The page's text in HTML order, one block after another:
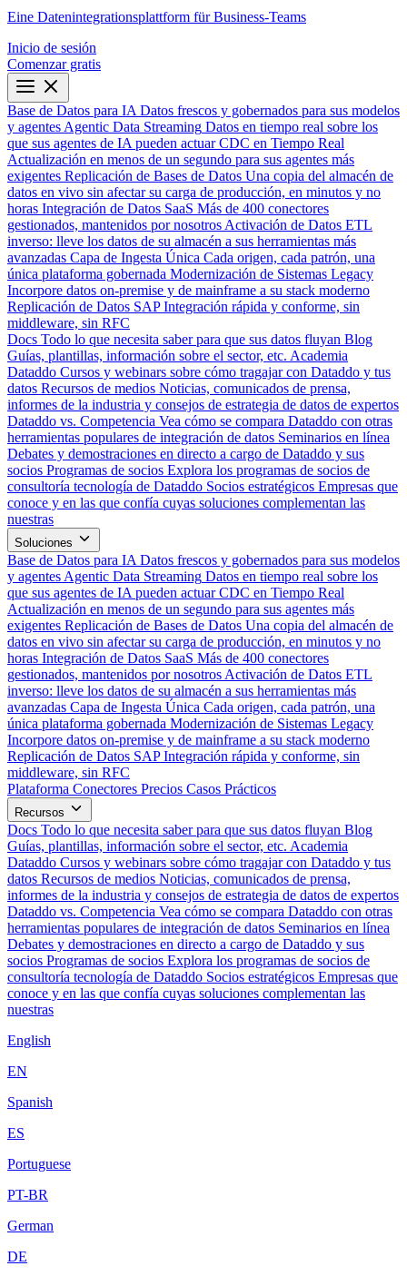
Eine Datenintegrationsplattform für Business-Teams
Inicio de sesión
Comenzar gratis
Base de Datos para IA Datos frescos y gobernados para sus modelos
y agentes Agentic Data Streaming Datos en tiempo real sobre los
que sus agentes de IA pueden actuar CDC en Tiempo Real
Actualización en menos de un segundo para sus agentes más
exigentes Replicación de Bases de Datos Una copia del almacén de
datos en vivo sin afectar su carga de producción, en minutos y no
horas Integración de Datos SaaS Más de 400 conectores
gestionados, mantenidos por nosotros Activación de Datos ETL
inverso: lleve los datos de su almacén a sus herramientas más
avanzadas Capa de Ingesta Única Cada origen, cada patrón, una
única plataforma gobernada Modernización de Sistemas Legacy
Incorpore datos on-premise y de mainframe a su stack moderno
Replicación de Datos SAP Integración rápida y conforme, sin
middleware, sin RFC
Docs Todo lo que necesita saber para que sus datos fluyan Blog
Guías, plantillas, información sobre el sector, etc. Academia
Dataddo Cursos y webinars sobre cómo tragajar con Dataddo y tus
datos Recursos de medios Noticias, comunicados de prensa,
informes de la industria y consejos de estrategia de datos de expertos
Dataddo vs. Competencia Vea cómo se compara Dataddo con otras
herramientas populares de integración de datos Seminarios en línea
Debates y demostraciones en directo a cargo de Dataddo y sus
socios Programas de socios Explora los programas de socios de
consultoría tecnología de Dataddo Socios estratégicos Empresas que
conoce y en las que confía cuyas soluciones complementan las
nuestras
Soluciones
Base de Datos para IA Datos frescos y gobernados para sus modelos
y agentes Agentic Data Streaming Datos en tiempo real sobre los
que sus agentes de IA pueden actuar CDC en Tiempo Real
Actualización en menos de un segundo para sus agentes más
exigentes Replicación de Bases de Datos Una copia del almacén de
datos en vivo sin afectar su carga de producción, en minutos y no
horas Integración de Datos SaaS Más de 400 conectores
gestionados, mantenidos por nosotros Activación de Datos ETL
inverso: lleve los datos de su almacén a sus herramientas más
avanzadas Capa de Ingesta Única Cada origen, cada patrón, una
única plataforma gobernada Modernización de Sistemas Legacy
Incorpore datos on-premise y de mainframe a su stack moderno
Replicación de Datos SAP Integración rápida y conforme, sin
middleware, sin RFC
Plataforma Conectores Precios Casos Prácticos
Recursos
Docs Todo lo que necesita saber para que sus datos fluyan Blog
Guías, plantillas, información sobre el sector, etc. Academia
Dataddo Cursos y webinars sobre cómo tragajar con Dataddo y tus
datos Recursos de medios Noticias, comunicados de prensa,
informes de la industria y consejos de estrategia de datos de expertos
Dataddo vs. Competencia Vea cómo se compara Dataddo con otras
herramientas populares de integración de datos Seminarios en línea
Debates y demostraciones en directo a cargo de Dataddo y sus
socios Programas de socios Explora los programas de socios de
consultoría tecnología de Dataddo Socios estratégicos Empresas que
conoce y en las que confía cuyas soluciones complementan las
nuestras
English
EN
Spanish
ES
Portuguese
PT-BR
German
DE